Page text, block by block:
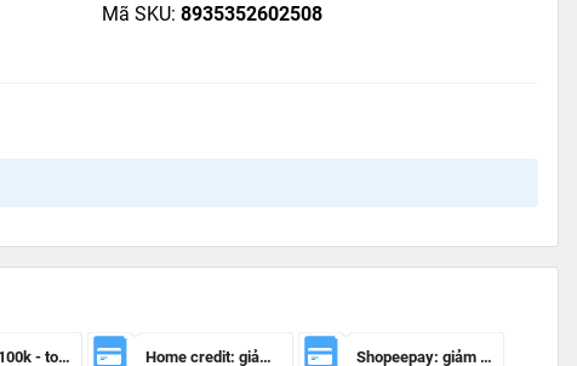
Mã SKU: 8935352602508
Mã giảm 100k - toàn sàn Home credit: giảm 50.000đ cho đơn hàng từ 150.000đ Shopeepay: giảm 20k cho đh từ 30k